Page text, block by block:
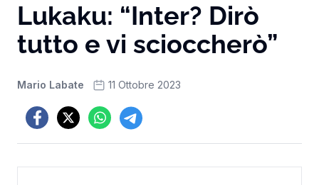
Lukaku: “Inter? Dirò
tutto e vi scioccherò”
Mario Labate 11 Ottobre 2023